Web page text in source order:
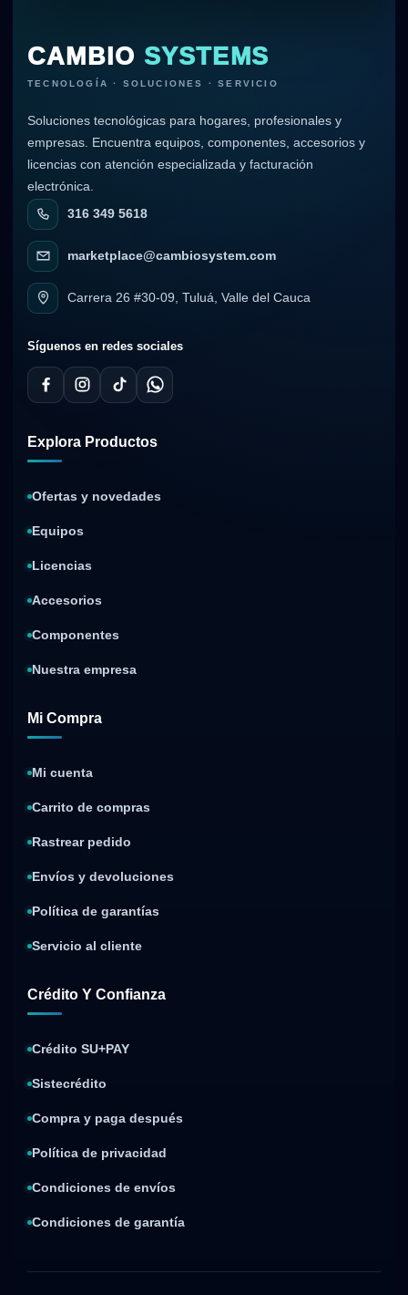
CAMBIO SYSTEMS
TECNOLOGÍA · SOLUCIONES · SERVICIO
Soluciones tecnológicas para hogares, profesionales y
empresas. Encuentra equipos, componentes, accesorios y
licencias con atención especializada y facturación
electrónica.
316 349 5618
marketplace@cambiosystem.com
Carrera 26 #30-09, Tuluá, Valle del Cauca
Síguenos en redes sociales
Explora Productos
Ofertas y novedades
Equipos
Licencias
Accesorios
Componentes
Nuestra empresa
Mi Compra
Mi cuenta
Carrito de compras
Rastrear pedido
Envíos y devoluciones
Política de garantías
Servicio al cliente
Crédito Y Confianza
Crédito SU+PAY
Sistecrédito
Compra y paga después
Política de privacidad
Condiciones de envíos
Condiciones de garantía